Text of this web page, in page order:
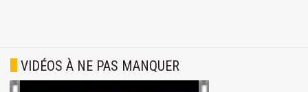
VIDÉOS À NE PAS MANQUER